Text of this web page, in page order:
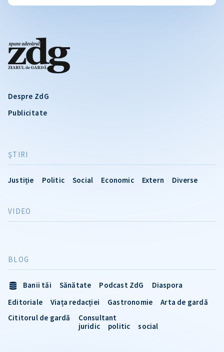
Despre ZdG
Publicitate
ŞTIRI
Justiție Politic Social Economic Extern Diverse
VIDEO
BLOG
Banii tăi Sănătate Podcast ZdG
Diaspora
Editoriale
Viața redacției Gastronomie
Arta de gardă
Cititorul de gardă
Consultant
juridic
politic social